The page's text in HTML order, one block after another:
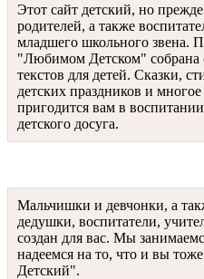
Этот сайт детский, но
родителей, а также
младшего школьного звена.
"Любимом Детском" собрана
текстов для детей. Сказки,
детских праздников и
пригодится вам в
детского досуга.
Мальчишки и девчонки, а
дедушки, воспитатели,
создан для вас. Мы
надеемся на то, что и вы
Детский".